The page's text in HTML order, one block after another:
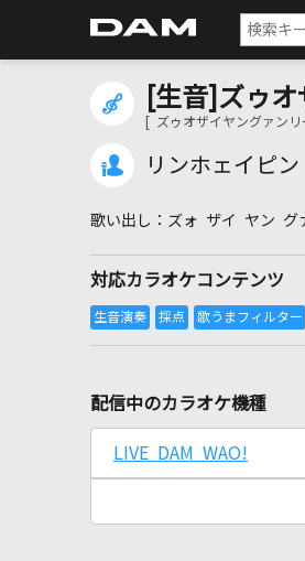
[生音]ズゥ
[ ズゥオザイヤングァンリ
リンホェイピン
ズォ ザイ ヤン
対応カラオケコンテンツ
配信中のカラオケ機種
LIVE DAM WAO!